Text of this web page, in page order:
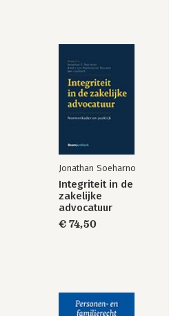
Jonathan Soeharno
Integriteit in de
zakelijke
advocatuur
€ 74,50